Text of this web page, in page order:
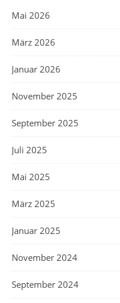
Mai 2026
März 2026
Januar 2026
November 2025
September 2025
Juli 2025
Mai 2025
März 2025
Januar 2025
November 2024
September 2024